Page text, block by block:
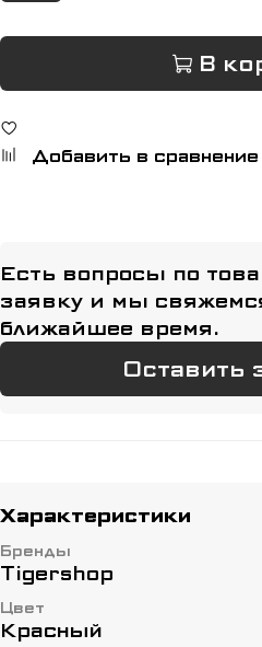
В
Добавить в сравнение
Есть вопросы по
заявку и мы
ближайшее время.
Оставить
Характеристики
Бренды
Tigershop
Цвет
Красный